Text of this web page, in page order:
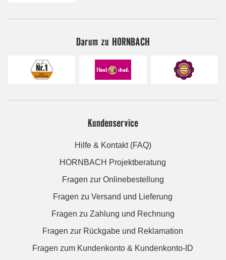
Darum zu HORNBACH
Kundenservice
Hilfe & Kontakt (FAQ)
HORNBACH Projektberatung
Fragen zur Onlinebestellung
Fragen zu Versand und Lieferung
Fragen zu Zahlung und Rechnung
Fragen zur Rückgabe und Reklamation
Fragen zum Kundenkonto & Kundenkonto-ID